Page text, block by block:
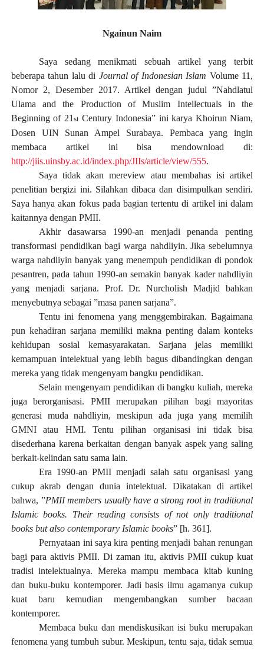
Ngainun Naim
Saya sedang menikmati sebuah artikel yang terbit
beberapa tahun lalu di Journal of Indonesian Islam Volume 11,
Nomor 2, Desember 2017. Artikel dengan judul ”Nahdlatul
Ulama and the Production of Muslim Intellectuals in the
Beginning of 21 stCentury Indonesia” ini karya Khoirun Niam,
Dosen UIN Sunan Ampel Surabaya. Pembaca yang ingin
membaca artikel ini bisa mendownload di:
http://jiis.uinsby.ac.id/index.php/JIIs/article/view/555.
Saya tidak akan mereview atau membahas isi artikel
penelitian bergizi ini. Silahkan dibaca dan disimpulkan sendiri.
Saya hanya akan fokus pada bagian tertentu di artikel ini dalam
kaitannya dengan PMII.
Akhir dasawarsa 1990-an menjadi penanda penting
transformasi pendidikan bagi warga nahdliyin. Jika sebelumnya
warga nahdliyin banyak yang menempuh pendidikan di pondok
pesantren, pada tahun 1990-an semakin banyak kader nahdliyin
yang menjadi sarjana. Prof. Dr. Nurcholish Madjid bahkan
menyebutnya sebagai ”masa panen sarjana”.
Tentu ini fenomena yang menggembirakan. Bagaimana
pun kehadiran sarjana memiliki makna penting dalam konteks
kehidupan sosial kemasyarakatan. Sarjana jelas memiliki
kemampuan intelektual yang lebih bagus dibandingkan dengan
mereka yang tidak mengenyam bangku pendidikan.
Selain mengenyam pendidikan di bangku kuliah, mereka
juga berorganisasi. PMII merupakan pilihan bagi mayoritas
generasi muda nahdliyin, meskipun ada juga yang memilih
GMNI atau HMI. Tentu pilihan organisasi ini tidak bisa
disederhana karena berkaitan dengan banyak aspek yang saling
berkait-kelindan satu sama lain.
Era 1990-an PMII menjadi salah satu organisasi yang
cukup akrab dengan dunia intelektual.Dikatakan di artikel
bahwa, ”PMII members usually have a strong root in traditional
Islamic books. Their reading consists of not only traditional
books but also contemporary Islamic books” [h. 361].
Pernyataan ini saya kira penting menjadi bahan renungan
bagi para aktivis PMII. Di zaman itu, aktivis PMII cukup kuat
tradisi intelektualnya. Mereka mampu membaca kitab kuning
dan buku-buku kontemporer. Jadi basis ilmu agamanya cukup
kuat baru kemudian mengembangkan sumber bacaan
kontemporer.
Membaca buku dan mendiskusikan isi buku merupakan
fenomena yang tumbuh subur. Meskipun, tentu saja, tidak semua